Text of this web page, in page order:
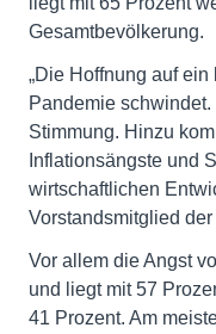
Gesamtbevölkerung.
„Die Hoffnung auf
Pandemie
Stimmung. Hinzu
Inflationsängste und
wirtschaftlichen
Vorstandsmitglied
Vor allem die Angst
und liegt mit 57
41 Prozent. Am